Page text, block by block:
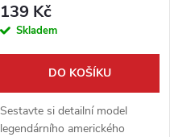
139 Kč
Skladem
DO KOŠÍKU
Sestavte si detailní model
legendárního amerického